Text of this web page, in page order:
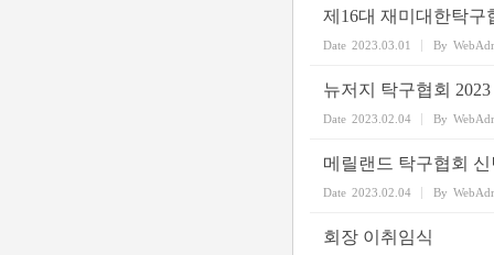
제16대 재미대한탁구
Date 2023.03.01 By
뉴저지 탁구협회
Date 2023.02.04 By
메릴랜드 탁구협회
Date 2023.02.04 By
회장 이취임식